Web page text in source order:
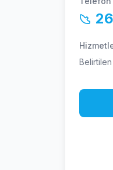
Belirtilen